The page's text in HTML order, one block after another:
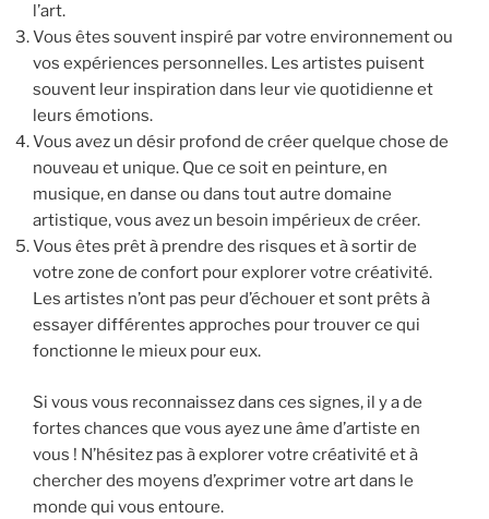
l’art.
Vous êtes souvent inspiré par votre environnement ou
vos expériences personnelles. Les artistes puisent
souvent leur inspiration dans leur vie quotidienne et
leurs émotions.
Vous avez un désir profond de créer quelque chose de
nouveau et unique. Que ce soit en peinture, en
musique, en danse ou dans tout autre domaine
artistique, vous avez un besoin impérieux de créer.
Vous êtes prêt à prendre des risques et à sortir de
votre zone de confort pour explorer votre créativité.
Les artistes n’ont pas peur d’échouer et sont prêts à
essayer différentes approches pour trouver ce qui
fonctionne le mieux pour eux.
Si vous vous reconnaissez dans ces signes, il y a de
fortes chances que vous ayez une âme d’artiste en
vous ! N’hésitez pas à explorer votre créativité et à
chercher des moyens d’exprimer votre art dans le
monde qui vous entoure.